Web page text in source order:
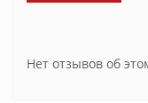
Нет отзывов об